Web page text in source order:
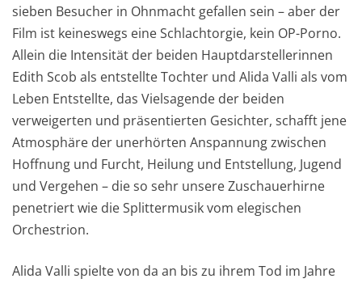
sieben Besucher in Ohnmacht gefallen sein – aber der
Film ist keineswegs eine Schlachtorgie, kein OP-Porno.
Allein die Intensität der beiden Hauptdarstellerinnen
Edith Scob als entstellte Tochter und Alida Valli als vom
Leben Entstellte, das Vielsagende der beiden
verweigerten und präsentierten Gesichter, schafft jene
Atmosphäre der unerhörten Anspannung zwischen
Hoffnung und Furcht, Heilung und Entstellung, Jugend
und Vergehen – die so sehr unsere Zuschauerhirne
penetriert wie die Splittermusik vom elegischen
Orchestrion.
Alida Valli spielte von da an bis zu ihrem Tod im Jahre